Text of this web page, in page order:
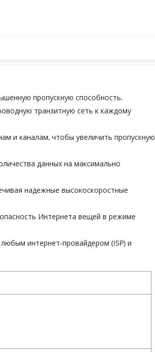
пропускную способность.
транзитную сеть к каждому
и каналам, чтобы увеличить пропускную
данных на максимально
надежные высокоскоростные
Интернета вещей в режиме
интернет-провайдером (ISP) и